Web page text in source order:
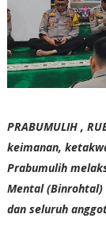
PRABUMULIH ,
keimanan,
Prabumulih
Mental
dan seluruh